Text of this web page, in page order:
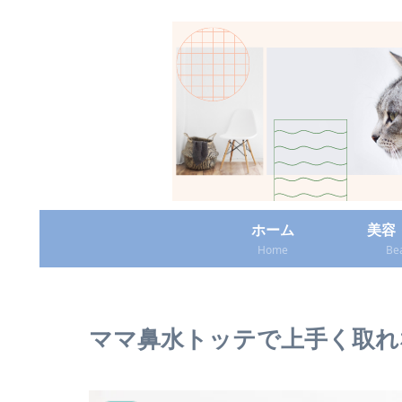
ホーム
Home
美容
ママ鼻水トッテで上手く取